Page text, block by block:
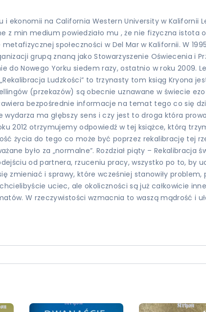
i ekonomii na California Western University w Kalifornii
z min medium powiedziało mu , że nie fizyczna
społeczności w Del Mar w Kalifornii. W
grupą znaną jako Stowarzyszenie Oświecenia
do Nowego Yorku siedem razy, ostatnio w roku 2009.
Ludzkości” to trzynasty tom ksiąg
(przekazów) są obecnie uznawane w świecie
bezpośrednie informacje na temat tego co się
ma głębszy sens i czy jest to droga która
2012 otrzymujemy odpowiedź w tej książce, którą
życia do tego co może być poprzez rekalibrację tej
było za „normalne”. Rozdział piąty – Rekalibracja
od partnera, rzuceniu pracy, wszystko po to, by
zmieniać i sprawy, które wcześniej stanowiły
uciec, ale okoliczności są już całkowicie
W rzeczywistości wzmacnia to waszą mądrość i